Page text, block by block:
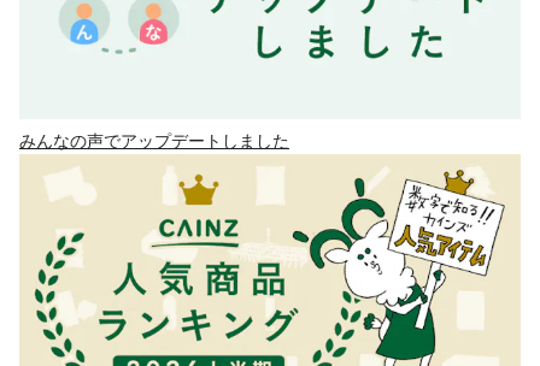
みんなの声でアップデートしました